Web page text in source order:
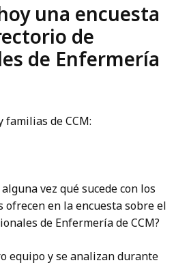
una encuesta
de
de Enfermería
familias de CCM:
vez qué sucede con los
ofrecen en la encuesta sobre el
de Enfermería de CCM?
equipo y se analizan durante